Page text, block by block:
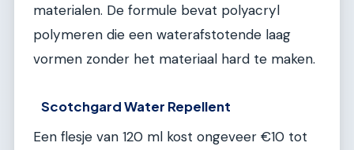
materialen. De formule bevat polyacryl
polymeren die een waterafstotende laag
vormen zonder het materiaal hard te maken.
Scotchgard Water Repellent
Een flesje van 120 ml kost ongeveer €10 tot